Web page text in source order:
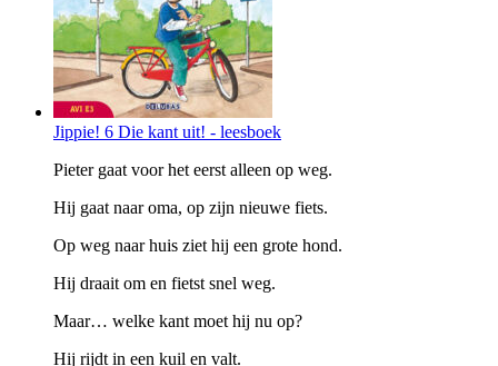
Jippie! 6 Die kant uit! - leesboek
Pieter gaat voor het eerst alleen op weg.
Hij gaat naar oma, op zijn nieuwe fiets.
Op weg naar huis ziet hij een grote hond.
Hij draait om en fietst snel weg.
Maar… welke kant moet hij nu op?
Hij rijdt in een kuil en valt.